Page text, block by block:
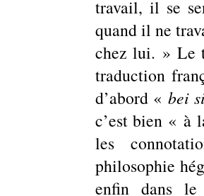
travail, il se
quand il ne
chez lui. » Le
traduction
d’abord « bei
c’est bien « à
les
philosophie
enfin dans